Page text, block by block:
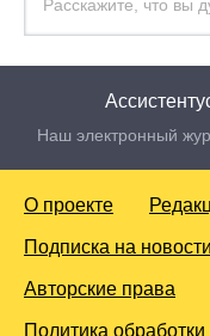
Наш электронный
О проекте
Подписка на новости
Авторские права
Политика